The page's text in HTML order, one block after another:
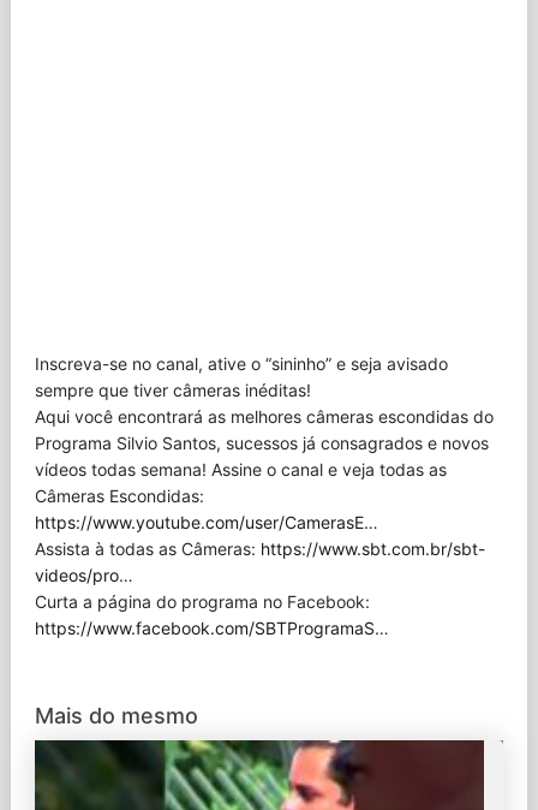
Inscreva-se no canal, ative o “sininho” e seja avisado
sempre que tiver câmeras inéditas!
Aqui você encontrará as melhores câmeras escondidas do
Programa Silvio Santos, sucessos já consagrados e novos
vídeos todas semana! Assine o canal e veja todas as
Câmeras Escondidas:
https://www.youtube.com/user/CamerasE…
Assista à todas as Câmeras: https://www.sbt.com.br/sbt-
videos/pro…
Curta a página do programa no Facebook:
https://www.facebook.com/SBTProgramaS…
Mais do mesmo